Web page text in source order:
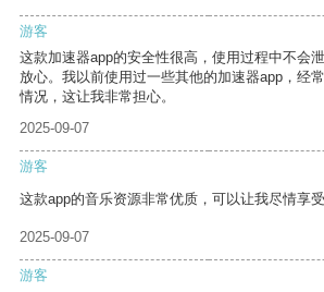
游客
这款加速器app的安全性很高，使用过程中不会
放心。我以前使用过一些其他的加速器app，经
情况，这让我非常担心。
2025-09-07
游客
这款app的音乐资源非常优质，可以让我尽情享受
2025-09-07
游客